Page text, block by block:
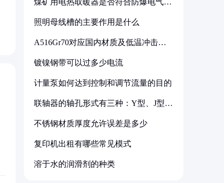
煤矿用电热取暖器是否符合防爆电气设
照明母线槽的主要作用是什么
A516Gr70对应国内材质及低温冲击要
镀镍钢带可以过多少电流
计量泵如何达到控制和调节流量的目的
联轴器的轴孔形式有三种：Y型、J型、
不锈钢材质厚度允许误差是多少
复印机出租有哪些常见模式
溶于水的润滑剂的种类